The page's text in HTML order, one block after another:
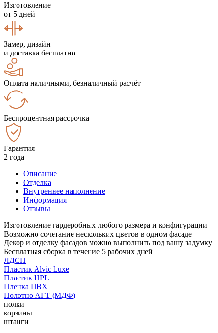
Изготовление
от 5 дней
Замер, дизайн
и доставка бесплатно
Оплата наличными, безналичный расчёт
Беспроцентная рассрочка
Гарантия
2 года
Описание
Отделка
Внутреннее наполнение
Информация
Отзывы
Изготовление гардеробных любого размера и конфигурации
Возможно сочетание нескольких цветов в одном фасаде
Декор и отделку фасадов можно выполнить под вашу задумку
Бесплатная сборка в течение 5 рабочих дней
ЛДСП
Пластик Alvic Luxe
Пластик HPL
Пленка ПВХ
Полотно АГТ (МДФ)
полки
корзины
штанги